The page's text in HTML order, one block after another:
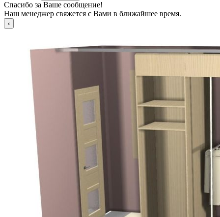
Спасибо за Ваше сообщение!
Наш менеджер свяжется с Вами в ближайшее время.